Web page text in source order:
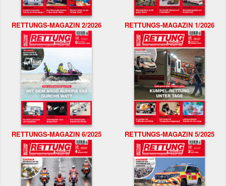
RETTUNGS-MAGAZIN 2/2026 RETTUNGS-MAGAZIN 1/2026
RETTUNGS-MAGAZIN 6/2025 RETTUNGS-MAGAZIN 5/2025